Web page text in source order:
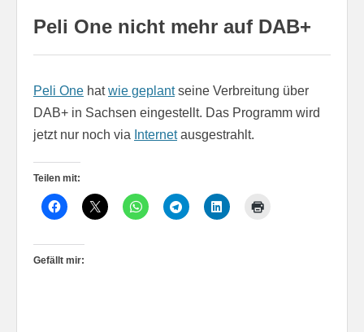
Peli One nicht mehr auf DAB+
Peli One hatwie geplantseine Verbreitung über
DAB+ in Sachsen eingestellt. Das Programm wird
jetzt nur noch via Internetausgestrahlt.
Teilen mit:
Gefällt mir: